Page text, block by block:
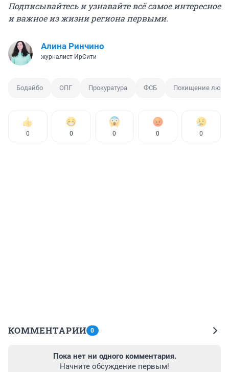
Подписывайтесь и узнавайте всё самое интересное
и важное из жизни региона первыми.
Алина Ринчино
журналист ИрСити
Бодайбо ОПГ Прокуратура ФСБ Похищение
0 0 0 0 0
КОММЕНТАРИИ 0
Пока нет ни одного комментария.
Начните обсуждение первым!